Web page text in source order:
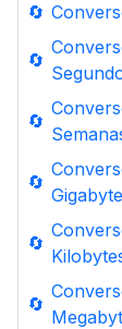
🔄
🔄
🔄
🔄
🔄
🔄